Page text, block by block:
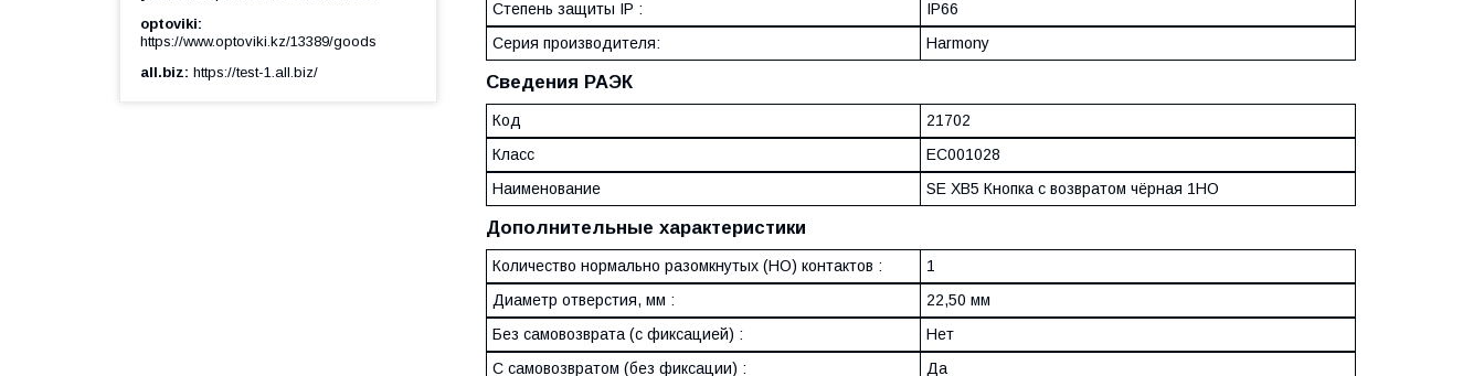
Степень защиты IP :
IP66
Серия производителя:
Harmony
Сведения РАЭК
Код
21702
Класс
EC001028
Наименование
SE XB5 Кнопка с возвратом чёрная 1НО
Дополнительные характеристики
Количество нормально разомкнутых (НО) контактов :
1
Диаметр отверстия, мм :
22,50 мм
Без самовозврата (с фиксацией) :
Нет
С самовозвратом (без фиксации) :
Да
optoviki
https://www.optoviki.kz/13389/goods
all.biz https://test-1.all.biz/